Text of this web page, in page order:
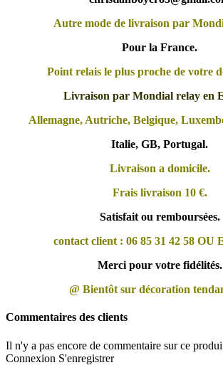
Autre mode de livraison par
Pour la France.
Point relais le plus proche de votre
Livraison par Mondial relay en
Allemagne, Autriche, Belgique,
Italie, GB, Portugal.
Livraison a domicile.
Frais livraison 10 €.
Satisfait ou remboursées.
contact client : 06 85 31 42 58 OU
Merci pour votre fidélités.
@ Bientôt sur décoration
Commentaires des clients
Il n'y a pas encore de commentaire sur ce
Connexion S'enregistrer